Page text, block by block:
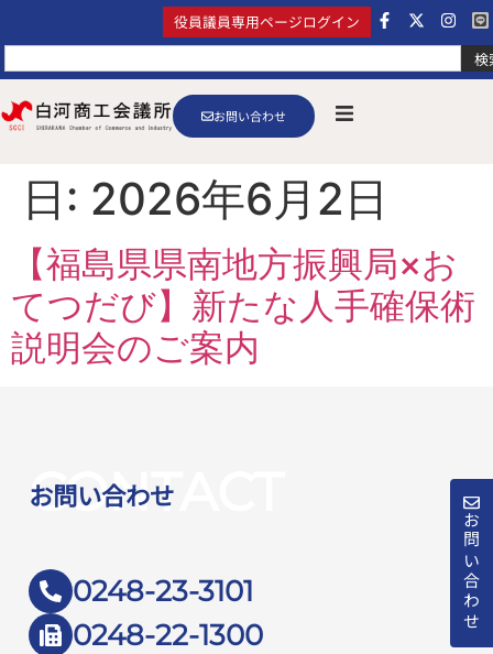
検
役員議員専用ページログイン
お問い合わせ
お問い合わせ
日: 2026年6月2日
【福島県県南地方振興局×お
てつだび】新たな人手確保術
説明会のご案内
CONTACT
お問い合わせ
0248-23-3101
0248-22-1300